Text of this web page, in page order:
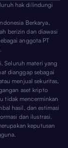
hak dilindungi
Berkarya,
berizin dan diawasi
anggota PT
Seluruh materi yang
dianggap sebagai
menjual sekuritas,
aset kripto
tidak mencerminkan
hasil, dan estimasi
dan ilustrasi.
keputusan